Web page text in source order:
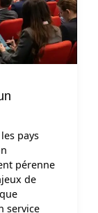
pays
pérenne
de
service